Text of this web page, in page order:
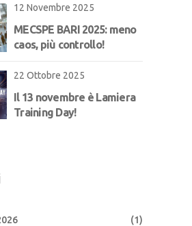
12 Novembre 2025
MECSPE BARI 2025: meno
caos, più controllo!
22 Ottobre 2025
Il 13 novembre è Lamiera
Training Day!
(1)